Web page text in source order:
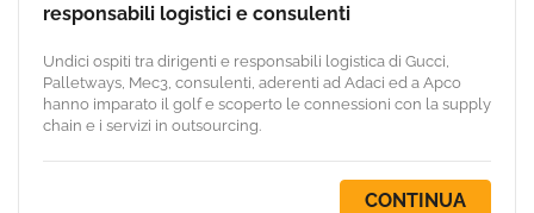
responsabili logistici e consulenti
Undici ospiti tra dirigenti e responsabili logistica di Gucci,
Palletways, Mec3, consulenti, aderenti ad Adaci ed a Apco
hanno imparato il golf e scoperto le connessioni con la supply
chain e i servizi in outsourcing.
CONTINUA